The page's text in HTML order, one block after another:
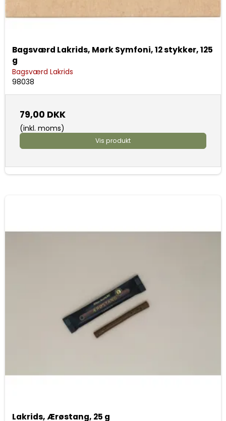
Bagsværd Lakrids, Mørk Symfoni, 12 stykker, 125
g
Bagsværd Lakrids
98038
79,00 DKK
(inkl. moms)
Vis produkt
Lakrids, Ærøstang, 25 g